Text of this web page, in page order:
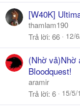
[W40K]
thamlam190
Trả lời 66 12/
(Nhờ vả)Nhờ
Bloodquest!
aramir
Trả lời 6 15/5/